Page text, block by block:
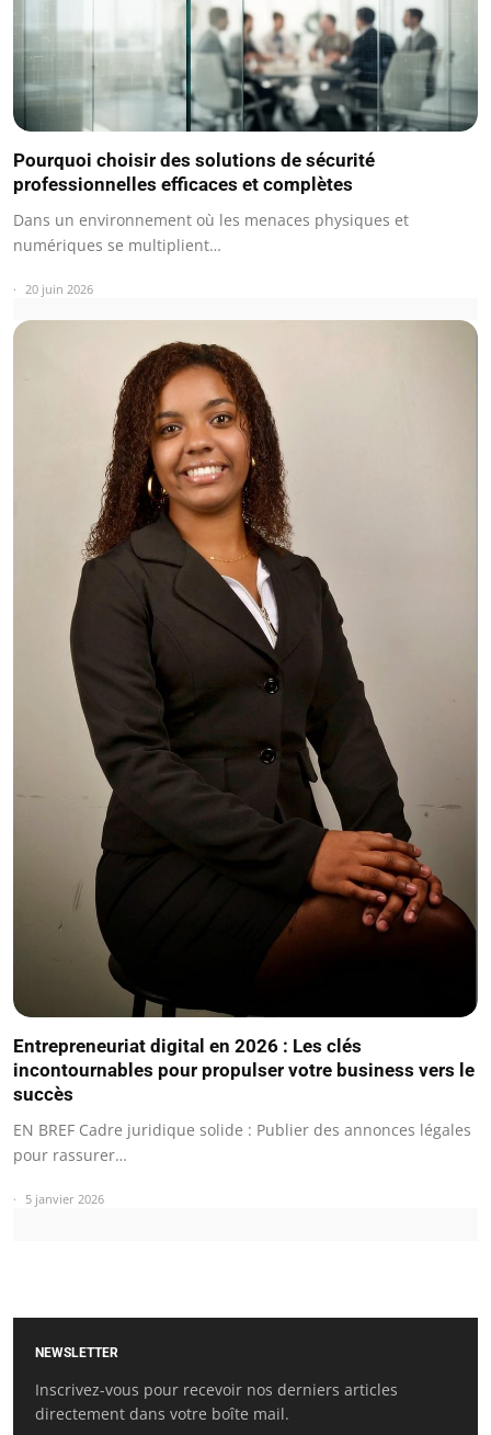
Pourquoi choisir des solutions de sécurité
professionnelles efficaces et complètes
Dans un environnement où les menaces physiques et
numériques se multiplient…
20 juin 2026
Entrepreneuriat digital en 2026 : Les clés
incontournables pour propulser votre business vers le
succès
EN BREF Cadre juridique solide : Publier des annonces légales
pour rassurer…
5 janvier 2026
NEWSLETTER
Inscrivez-vous pour recevoir nos derniers articles
directement dans votre boîte mail.